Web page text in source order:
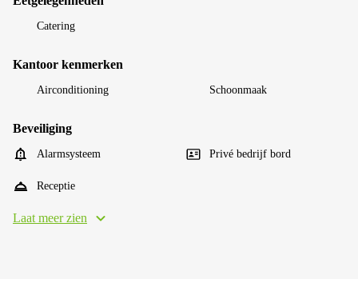
Catering
Kantoor kenmerken
Airconditioning Schoonmaak
Beveiliging
Alarmsysteem Privé bedrijf bord
Receptie
Laat meer zien